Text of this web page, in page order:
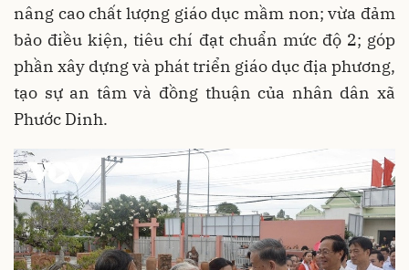
nâng cao chất lượng giáo dục mầm non; vừa đảm
bảo điều kiện, tiêu chí đạt chuẩn mức độ 2; góp
phần xây dựng và phát triển giáo dục địa phương,
tạo sự an tâm và đồng thuận của nhân dân xã
Phước Dinh.